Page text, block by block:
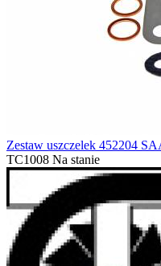
Zestaw uszczelek 452204
TC1008 Na stanie